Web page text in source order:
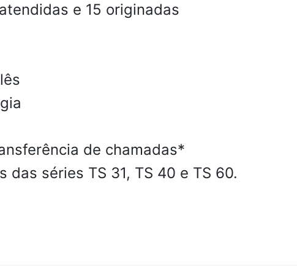
e 15 originadas
de chamadas*
séries TS 31, TS 40 e TS 60.